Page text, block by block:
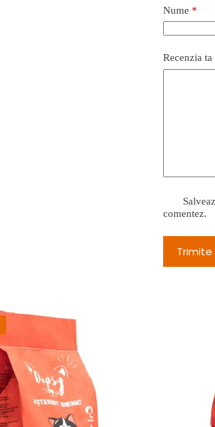
Nume *
Recenzia ta
comentez.
Trimite